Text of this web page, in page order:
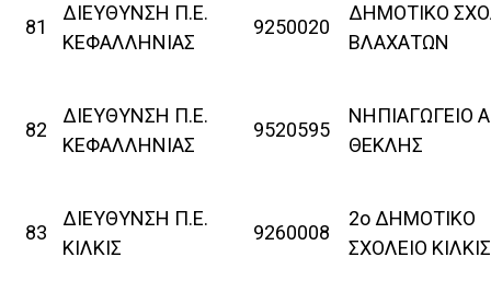
81
ΔΙΕΥΘΥΝΣΗ Π.Ε.
ΚΕΦΑΛΛΗΝΙΑΣ
9250020
ΔΗΜΟΤΙΚΟ
ΒΛΑΧΑΤΩΝ
82
ΔΙΕΥΘΥΝΣΗ Π.Ε.
ΚΕΦΑΛΛΗΝΙΑΣ
9520595
ΝΗΠΙΑΓΩΓΕΙΟ
ΘΕΚΛΗΣ
83
ΔΙΕΥΘΥΝΣΗ Π.Ε.
ΚΙΛΚΙΣ
9260008
2ο ΔΗΜΟΤΙΚΟ
ΣΧΟΛΕΙΟ ΚΙΛΚΙΣ